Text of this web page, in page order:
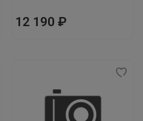
12 190 ₽